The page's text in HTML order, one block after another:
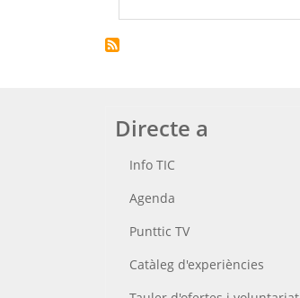
Directe a
Info TIC
Agenda
Punttic TV
Catàleg d'experiències